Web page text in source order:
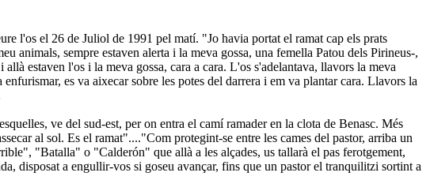
l'os el 26 de Juliol de 1991 pel matí. "Jo havia portat el ramat cap els prats
animals, sempre estaven alerta i la meva gossa, una femella Patou dels Pirineus-,
estaven l'os i la meva gossa, cara a cara. L'os s'adelantava, llavors la meva
es va aixecar sobre les potes del darrera i em va plantar cara. Llavors la
ve del sud-est, per on entra el camí ramader en la clota de Benasc. Més
al sol. Es el ramat"...."Com protegint-se entre les cames del pastor, arriba un
"Batalla" o "Calderón" que allà a les alçades, us tallarà el pas ferotgement,
disposat a engullir-vos si goseu avançar, fins que un pastor el tranquilitzi sortint a